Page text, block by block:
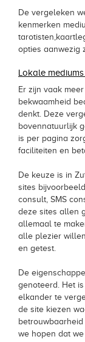
De vergeleken
kenmerken
opties aanwezig
Lokale
Er zijn vaak
bekwaamheid
denkt. Deze
bovennatuurlijk
is per pagina
faciliteiten en
De keuze is in
sites
consult, SMS
deze sites allen
allemaal te
alle plezier
en getest.
De
genoteerd. Het
elkander te
de site kiezen
we hopen dat